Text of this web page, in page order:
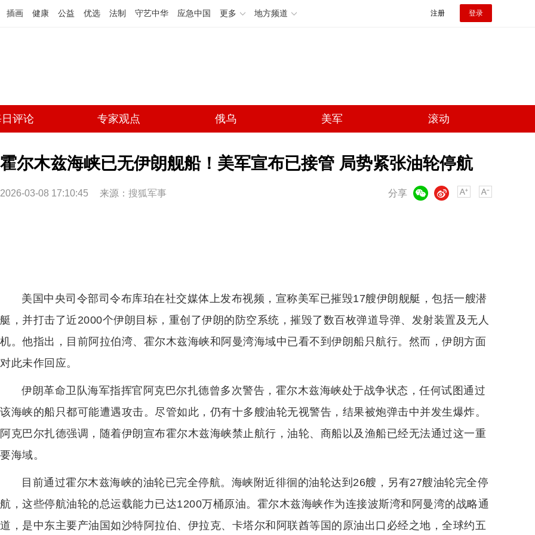
插画 健康 公益 优选 法制 守艺中华 应急中国 更多 地方频道 注册 登录
评论 专家观点 俄乌 美军 滚动
霍尔木兹海峡已无伊朗舰船！美军宣布已接管 局势紧张油轮停航
2026-03-08 17:10:45 来源： 搜狐军事 分享
微博
美国中央司令部司令布库珀在社交媒体上发布视频，宣称美军已摧毁17艘伊朗舰艇，包括一艘潜
艇，并打击了近2000个伊朗目标，重创了伊朗的防空系统，摧毁了数百枚弹道导弹、发射装置及无人
机。他指出，目前阿拉伯湾、霍尔木兹海峡和阿曼湾海域中已看不到伊朗船只航行。然而，伊朗方面
对此未作回应。
伊朗革命卫队海军指挥官阿克巴尔扎德曾多次警告，霍尔木兹海峡处于战争状态，任何试图通过
该海峡的船只都可能遭遇攻击。尽管如此，仍有十多艘油轮无视警告，结果被炮弹击中并发生爆炸。
阿克巴尔扎德强调，随着伊朗宣布霍尔木兹海峡禁止航行，油轮、商船以及渔船已经无法通过这一重
要海域。
目前通过霍尔木兹海峡的油轮已完全停航。海峡附近徘徊的油轮达到26艘，另有27艘油轮完全停
航，这些停航油轮的总运载能力已达1200万桶原油。霍尔木兹海峡作为连接波斯湾和阿曼湾的战略通
道，是中东主要产油国如沙特阿拉伯、伊拉克、卡塔尔和阿联酋等国的原油出口必经之地，全球约五